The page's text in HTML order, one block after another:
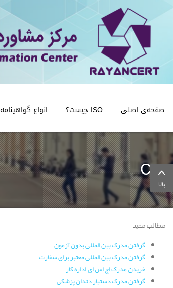
صفحه‌ی اصلی ISO چیست؟ انواع گواهینامه ISO
Ce
مطالب مفید
گرفتن مدرک بین المللی بدون آزمون
گرفتن مدرک بین المللی معتبر برای سفارت
خریدن مدرک اچ اس ای اداره کار
گرفتن مدرک دستیار دندان پزشکی
بالا